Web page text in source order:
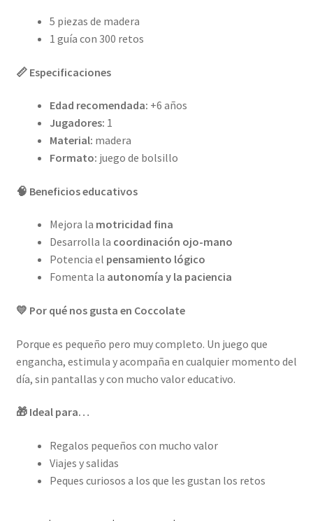
5 piezas de madera
1 guía con 300 retos
📏 Especificaciones
Edad recomendada: +6 años
Jugadores: 1
Material: madera
Formato: juego de bolsillo
🧠 Beneficios educativos
Mejora la motricidad fina
Desarrolla la coordinación ojo-mano
Potencia el pensamiento lógico
Fomenta la autonomía y la paciencia
💛 Por qué nos gusta en Coccolate
Porque es pequeño pero muy completo. Un juego que
engancha, estimula y acompaña en cualquier momento del
día, sin pantallas y con mucho valor educativo.
🎁 Ideal para…
Regalos pequeños con mucho valor
Viajes y salidas
Peques curiosos a los que les gustan los retos